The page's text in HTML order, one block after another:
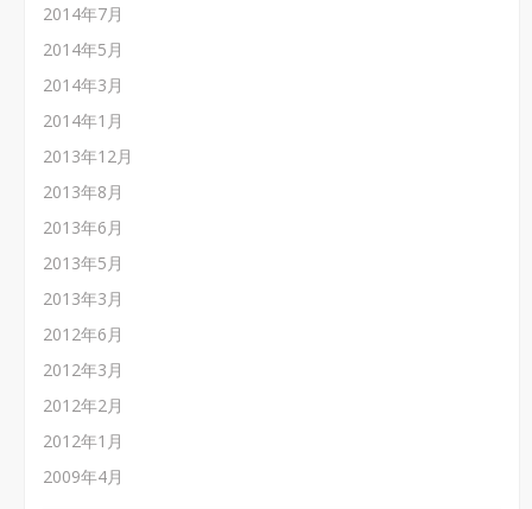
2014年7月
2014年5月
2014年3月
2014年1月
2013年12月
2013年8月
2013年6月
2013年5月
2013年3月
2012年6月
2012年3月
2012年2月
2012年1月
2009年4月